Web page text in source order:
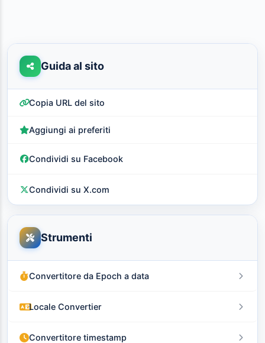
Guida al sito
Copia URL del sito
Aggiungi ai preferiti
Condividi su Facebook
Condividi su X.com
Strumenti
Convertitore da Epoch a data
Locale Convertier
Convertitore timestamp